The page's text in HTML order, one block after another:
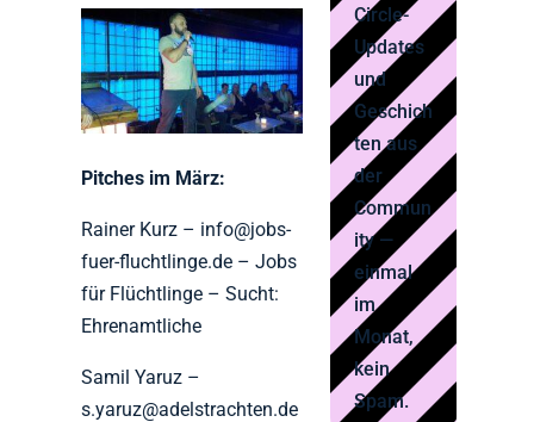
Pitches im März:
Rainer Kurz – info@jobs-
fuer-fluchtlinge.de – Jobs
für Flüchtlinge – Sucht:
Ehrenamtliche
Samil Yaruz –
s.yaruz@adelstrachten.de
Circle-
Updates
und
Geschich
ten aus
der
Commun
ity —
einmal
im
Monat,
kein
Spam.